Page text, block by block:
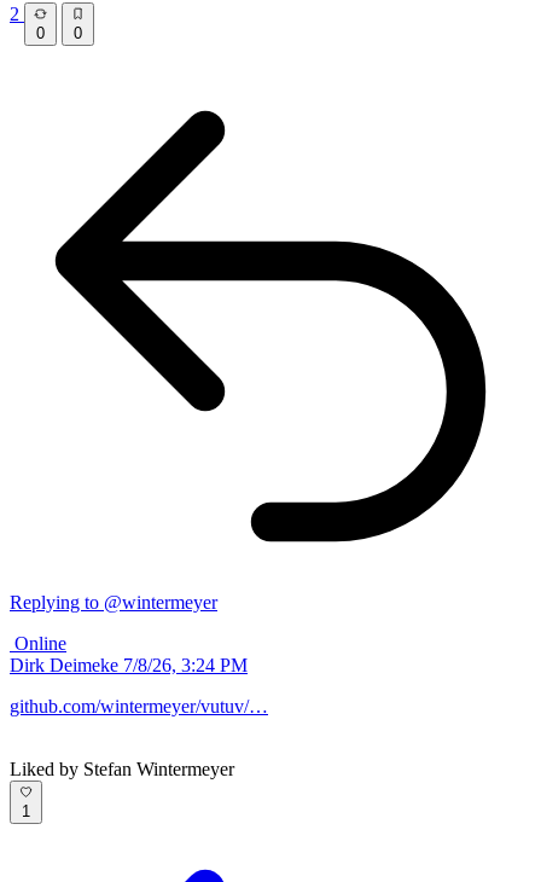
2
0 0
Replying to @wintermeyer
Online
Dirk Deimeke 7/8/26, 3:24 PM
github.com/wintermeyer/vutuv/…
Liked by Stefan Wintermeyer
1